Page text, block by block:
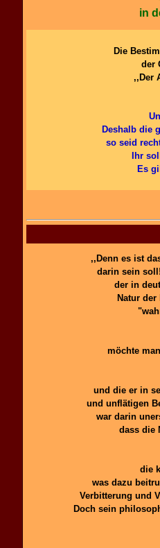
in
Die
der
,,Der
Deshalb die
so seid
Ihr
Es
,,Denn es ist
darin sein
der in
Natur
möchte
und die er in
und unflätigen
war darin
dass die
die
was dazu
Verbitterung und
Doch sein